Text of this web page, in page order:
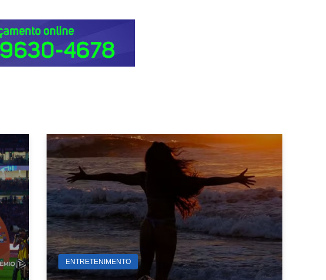
ENTRETENIMENTO